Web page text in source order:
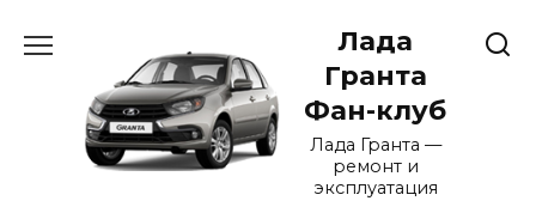
содержанию
Лада
Гранта
Фан-клуб
Лада Гранта —
ремонт и
эксплуатация